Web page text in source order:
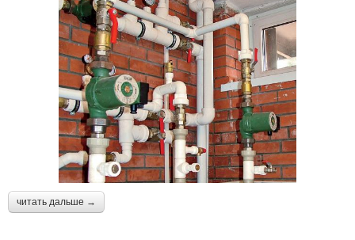
читать дальше →